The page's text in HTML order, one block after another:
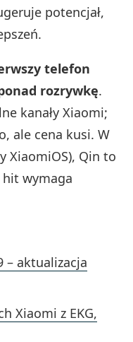
potencjał,
telefon
rozrywkę.
kanały Xiaomi;
ale cena kusi. W
XiaomiOS), Qin to
hit wymaga
– aktualizacja
Xiaomi z EKG,